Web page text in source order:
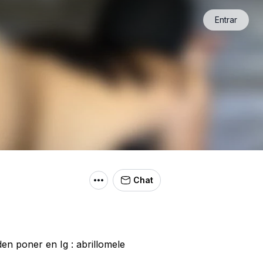
Entrar
Chat
poner en Ig : abrillomele